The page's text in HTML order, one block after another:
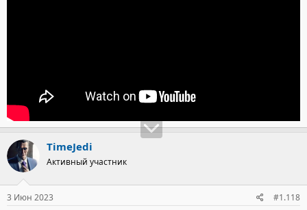
TimeJedi
Активный участник
3 Июн 2023 #1.118